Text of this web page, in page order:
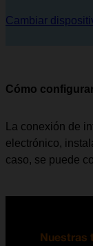
Cambiar
Cómo
La conexión de
electrónico,
caso, se puede
Nuestras